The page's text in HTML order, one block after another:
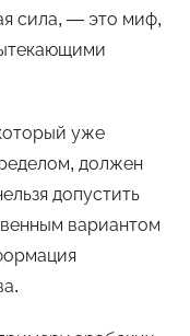
сила, — это миф,
уже
должен
допустить
вариантом